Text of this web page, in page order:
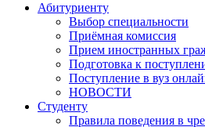
Абитуриенту
Выбор специальности
Приёмная комиссия
Прием иностранных
Подготовка к
Поступление в вуз
НОВОСТИ
Студенту
Правила поведения в